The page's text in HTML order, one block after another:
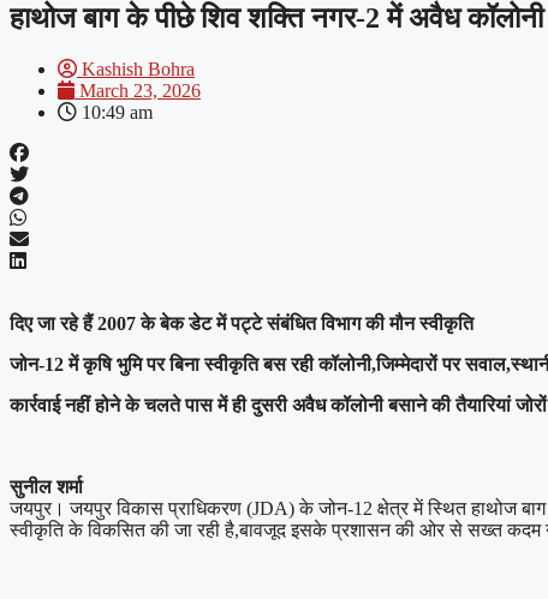
हाथोज बाग के पीछे शिव शक्ति नगर-2 में अवैध कॉलोनी
Kashish Bohra
March 23, 2026
10:49 am
दिए जा रहे हैं 2007 के बेक डेट में पट्टे संबंधित विभाग की मौन स्वीकृति
जोन-12 में कृषि भुमि पर बिना स्वीकृति बस रही कॉलोनी,जिम्मेदारों पर
कार्रवाई नहीं होने के चलते पास में ही दुसरी अवैध कॉलोनी बसाने की तैयारियां
सुनील शर्मा
जयपुर। जयपुर विकास प्राधिकरण (JDA) के जोन-12 क्षेत्र में स्थित हाथोज
स्वीकृति के विकसित की जा रही है,बावजूद इसके प्रशासन की ओर से सख्त कदम